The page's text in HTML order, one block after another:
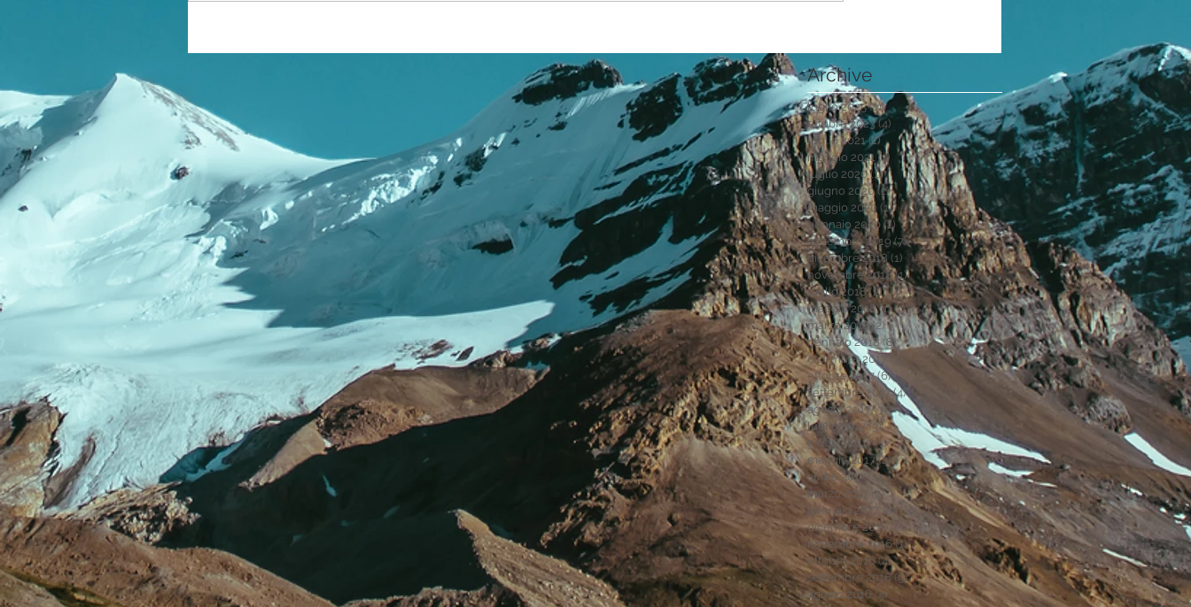
Archive
luglio 2025 (1)1 post
ottobre 2023 (4) 4 post
luglio 2021 (1)1 post
maggio 2021 (1) 1 post
luglio 2020 (1)1 post
giugno 2020 (1)1 post
maggio 2020 (1)1 post
gennaio 2020 (1) 1 post
settembre 2019 (7)7 post
dicembre 2018 (1) 1 post
novembre 2018 (1)1 post
luglio 2018 (2)2 post
maggio 2018 (1)1 post
marzo 2018 (2)2 post
gennaio 2018 (8)8 post
dicembre 2017
ottobre 2017 (6)6 post
settembre 2017 (4)4 post
agosto 2017 (3)3 post
luglio 2017 (3)3 post
giugno 2017 (1)1 post
maggio 2017 (2)2 post
aprile 2017
(2)2 post
marzo 2017
(2)2 post
gennaio 2017 (8) 8 post
dicembre 2016 (2)
2 post
novembre 2016 (1)1 post
ottobre 2016 (4)4 post
settembre 2016 (9)9 post
agosto 2016 (4)4 post